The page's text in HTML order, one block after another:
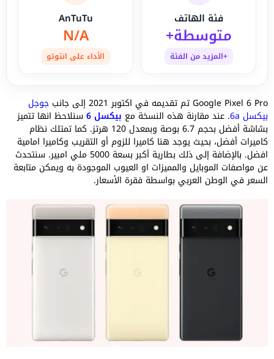
فئة الهاتف
متوسطة+
+المزيد من الفئة
AnTuTu
N/A
الأداء على انتوتو
Google Pixel 6 Pro تم تقديمه في اكتوبر 2021 إلى جانب جوجل
بيكسل 6a . عند مقارنة هذه النسخة مع بيكسل 6 سنلاحظ انها تتميز
بشاشة أفضل بحجم 6.7 بوصة وبمعدل 120 هرتز. كما تمتلك نظام
كاميرات أفضل، بحيث يوجد هنا كاميرا للزوم أو التقريب وكاميرا امامية
افضل. بالإضافة إلى ذلك بطارية أكبر بسعة 5000 ملي امبير. سنتحدث
عن مواصفات الموبايل والمميزات او العيوب الموجودة به ويمكن متابعة
السعر في الوطن العربي بواسطة فقرة الأسعار.